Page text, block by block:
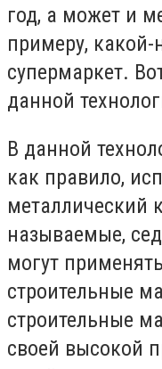
год, а может и
примеру,
супермаркет.
данной
В данной
как правило,
металлический
называемые,
могут
строительные
строительные
своей высокой